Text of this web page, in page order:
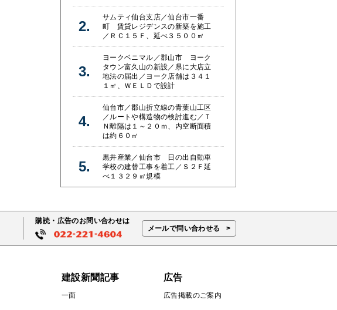
サムティ仙台支店／仙台市一番
町 賃貸レジデンスの新築を施工
／ＲＣ１５Ｆ、延べ３５００㎡
ヨークベニマル／郡山市 ヨーク
タウン富久山の新設／県に大店立
地法の届出／ヨーク店舗は３４１
１㎡、ＷＥＬＤで設計
仙台市／郡山折立線の青葉山工区
／ルートや構造物の検討進む／Ｔ
Ｎ離隔は１～２０ｍ、内空断面積
は約６０㎡
黒井産業／仙台市 日の出自動車
学校の建替工事を着工／Ｓ２Ｆ延
べ１３２９㎡規模
購読・広告のお問い合わせは
メールで問い合わせる
建設新聞記事
一面
広告
広告掲載のご案内